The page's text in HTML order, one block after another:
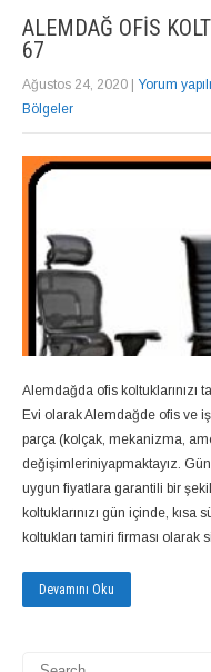
ALEMDAĞ OFIS
67
Ağustos 24, 2020 | Yorum
Bölgeler
Alemdağda ofis koltuklarınızı
Evi olarak Alemdağde ofis ve
parça (kolçak, mekanizma,
değişimleriniyapmaktayız.
uygun fiyatlara garantili bir
koltuklarınızı gün içinde,
koltukları tamiri firması olarak
Devamını Oku